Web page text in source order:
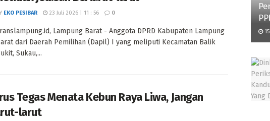
EKO PESIBAR 23 Juli 2026 | 11 : 56 0
Lampung Barat - Anggota DPRD Kabupaten Lampung
dari Daerah Pemilihan (Dapil) I yang meliputi Kecamatan Balik
Sukau,...
Tegas Menata Kebun Raya Liwa, Jangan
larut